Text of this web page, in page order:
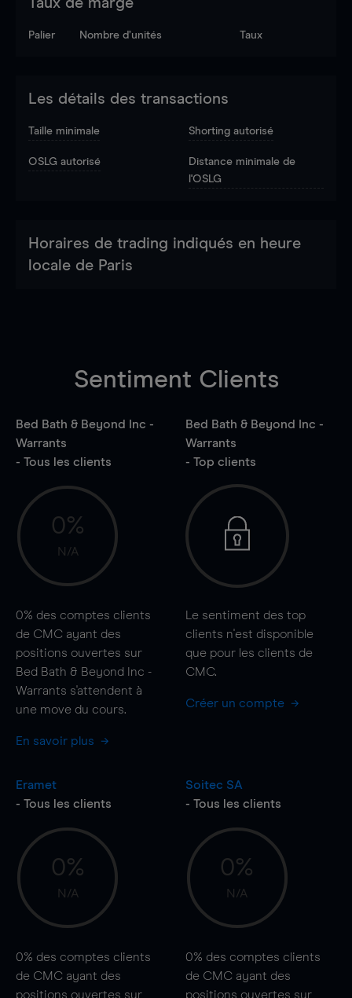
Palier Nombre d’unités Taux
Les détails des transactions
Taille minimale Shorting autorisé
OSLG autorisé
Distance minimale de
l'OSLG
Horaires de trading indiqués en heure
locale de Paris
Sentiment Clients
Bed Bath & Beyond Inc -
Warrants
- Tous les clients
0%
N/A
0% des comptes clients
de CMC ayant des
positions ouvertes sur
Bed Bath & Beyond Inc -
Warrants s'attendent à
une move du cours.
En savoir plus
Bed Bath & Beyond Inc -
Warrants
- Top clients
Le sentiment des top
clients n'est disponible
que pour les clients de
CMC.
Créer un compte
Eramet
- Tous les clients
0%
N/A
0% des comptes clients
de CMC ayant des
positions ouvertes sur
Soitec SA
- Tous les clients
0%
N/A
0% des comptes clients
de CMC ayant des
positions ouvertes sur